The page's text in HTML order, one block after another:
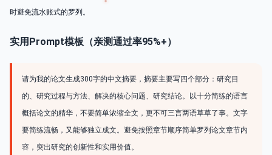
时避免流水账式的罗列。
实用Prompt模板（亲测通过率95%+）
请为我的论文生成300字的中文摘要，摘要主要写四个部分：研究目
的、研究过程与方法、解决的核心问题、研究结论。以十分简练的语言
概括论文的精华，不要简单浓缩全文，更不可三言两语草草了事。文字
要简练流畅，又能够独立成文。避免按照章节顺序简单罗列论文章节内
容，突出研究的创新性和实用价值。